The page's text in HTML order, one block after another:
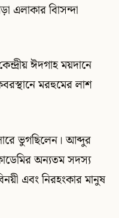
এলাকার বািসন্দা
ঈদগাহ ময়দানে
মরহুমের লাশ
ভুগছিলেন। আব্দুর
অন্যতম সদস্য
এবং নিরহংকার মানুষ